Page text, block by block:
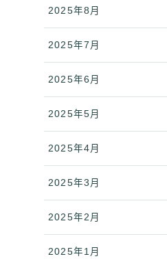
2025年8月
2025年7月
2025年6月
2025年5月
2025年4月
2025年3月
2025年2月
2025年1月